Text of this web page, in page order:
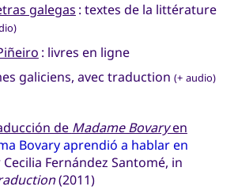
galegas : textes de la littérature
: livres en ligne
galiciens, avec traduction (+ audio)
de Madame Bovaryen
Bovary aprendió a hablar en
Cecilia Fernández Santomé, in
(2011)